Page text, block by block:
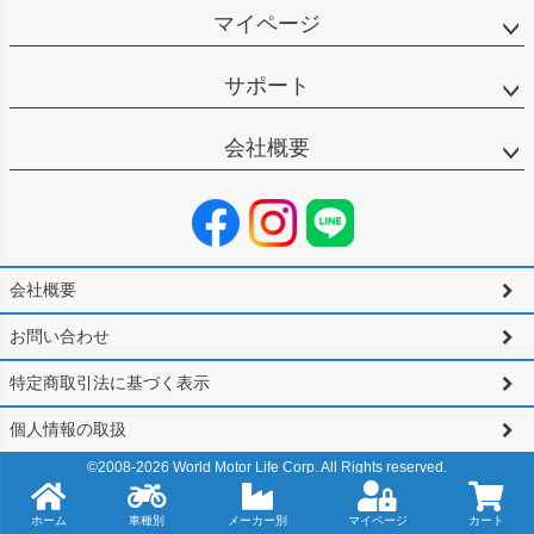
ホーム 車種別 メーカー別 マイページ カート
マイページ
サポート
会社概要
会社概要
お問い合わせ
特定商取引法に基づく表示
個人情報の取扱
©2008-2026 World Motor Life Corp. All Rights reserved.